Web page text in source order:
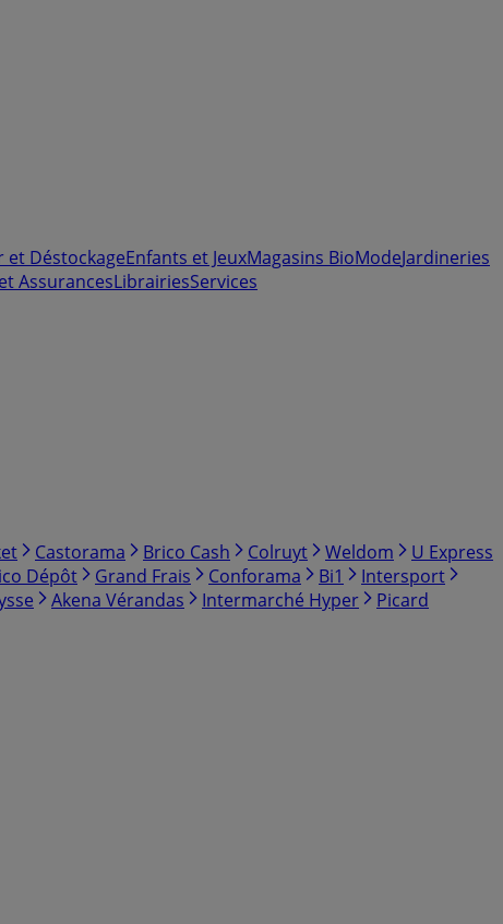
et DéstockageEnfants et JeuxMagasins BioModeJardineries
AssurancesLibrairiesServices
Castorama Brico Cash Colruyt Weldom
U Express
Dépôt Grand Frais Conforama Bi1
Intersport
Akena Vérandas Intermarché Hyper Picard